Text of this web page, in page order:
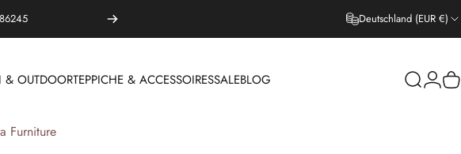
Deutschland (EUR €)
& OUTDOORTEPPICHE & ACCESSOIRESSALEBLOG SucheLogin
Furniture